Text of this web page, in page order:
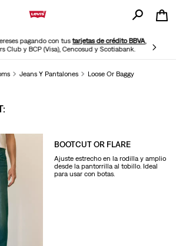
pagando con tustarjetas de crédito BBVA,
Club y BCP (Visa), Cencosud y Scotiabank.
Jeans Y Pantalones Loose Or Baggy
BOOTCUT OR FLARE
Ajuste estrecho en la rodilla y amplio
desde la pantorrilla al tobillo. Ideal
para usar con botas.